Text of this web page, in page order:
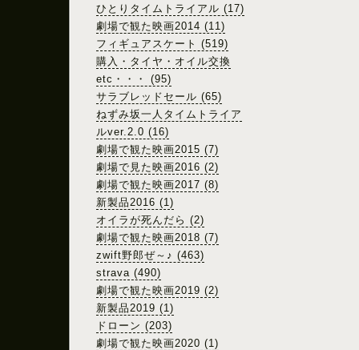
ひとりタイムトライアル (17)
劇場で観た映画2014 (11)
フィギュアスケート (519)
購入・タイヤ・オイル交換
etc・・・ (95)
サラブレッドセール (65)
ねずみ坂一人タイムトライア
ルver.2.0 (16)
劇場で観た映画2015 (7)
劇場で見た映画2016 (2)
劇場で観た映画2017 (8)
新製品2016 (1)
オイラが死んだら (2)
劇場で観た映画2018 (7)
zwift野郎ぜ～♪ (463)
strava (490)
劇場で観た映画2019 (2)
新製品2019 (1)
ドローン (203)
劇場で観た映画2020 (1)